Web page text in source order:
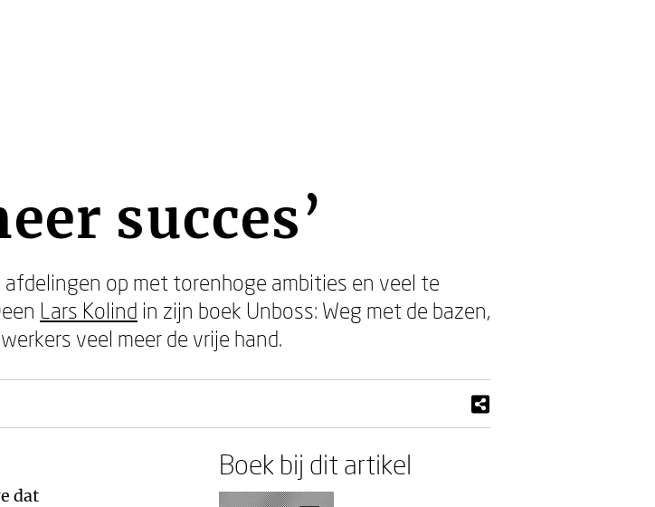
succes’
op met torenhoge ambities en veel te
Lars Kolind in zijn boek Unboss: Weg met de bazen,
veel meer de vrije hand.
dat
Boek bij dit artikel